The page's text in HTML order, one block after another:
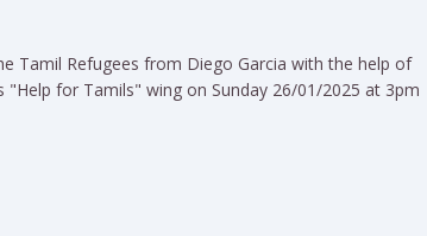
Tamil Refugees from Diego Garcia with the help of
for Tamils" wing on Sunday 26/01/2025 at 3pm